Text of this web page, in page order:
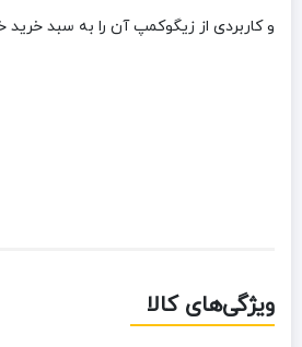
و کاربردی از زیگوکمپ آن را به سبد خرید
ویژگی‌های کالا